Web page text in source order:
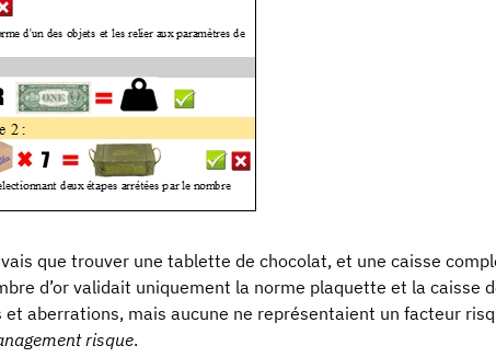
que trouver une tablette de chocolat, et une caisse
d’or validait uniquement la norme plaquette et la caisse
aberrations, mais aucune ne représentaient un facteur
risque.